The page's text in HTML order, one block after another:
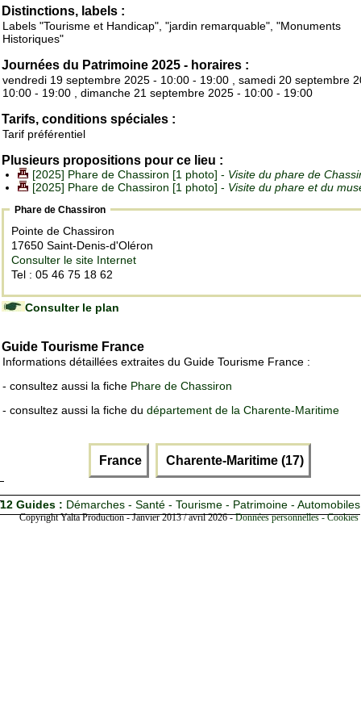
Distinctions, labels :
Labels "Tourisme et Handicap", "jardin remarquable", "Monuments
Historiques"
Journées du Patrimoine 2025 - horaires :
vendredi 19 septembre 2025 - 10:00 - 19:00 , samedi 20 septembre
10:00 - 19:00 , dimanche 21 septembre 2025 - 10:00 - 19:00
Tarifs, conditions spéciales :
Tarif préférentiel
Plusieurs propositions pour ce lieu :
[2025] Phare de Chassiron [1 photo] - Visite du phare de
[2025] Phare de Chassiron [1 photo] - Visite du phare et du
Phare de Chassiron
Pointe de Chassiron
17650 Saint-Denis-d'Oléron
Consulter le site Internet
Tel : 05 46 75 18 62
Consulter le plan
Guide Tourisme France
Informations détaillées extraites du Guide Tourisme France :
- consultez aussi la fiche Phare de Chassiron
- consultez aussi la fiche du département de la Charente-Maritime
France Charente-Maritime (17)
12 Guides : Démarches - Santé - Tourisme - Patrimoine - Automobiles
Copyright Yalta Production - Janvier 2013 / avril 2026 -Données personnelles -